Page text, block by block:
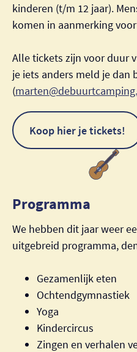
kinderen (t/m 12 jaar).
komen in aanmerking
Alle tickets zijn voor duur
je iets anders meld je dan
(
Koop hier je tickets!
Programma
We hebben dit jaar weer
uitgebreid programma,
Gezamenlijk eten
Ochtendgymnastiek
Yoga
Kindercircus
Zingen en verhalen